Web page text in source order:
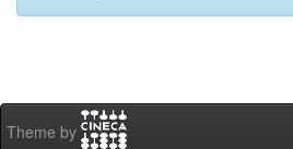
Theme by